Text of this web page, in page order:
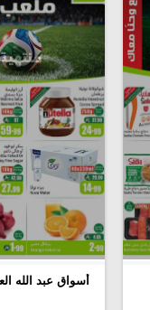
أسواق عبد الله